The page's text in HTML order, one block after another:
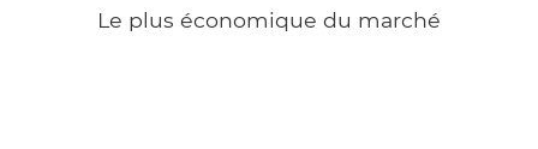
Le plus économique du marché